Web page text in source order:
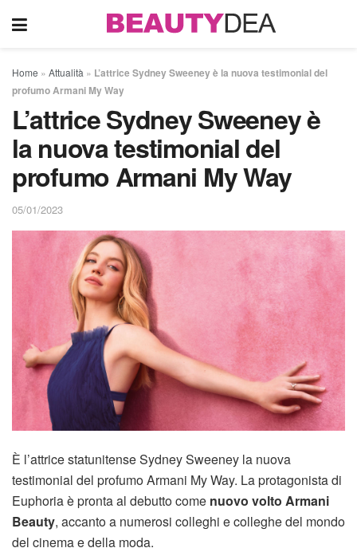
Home » Attualità » L’attrice Sydney Sweeney è la nuova testimonial del
profumo Armani My Way
L’attrice Sydney Sweeney è
la nuova testimonial del
profumo Armani My Way
05/01/2023
È l’attrice statunitense Sydney Sweeney la nuova
testimonial del profumo Armani My Way. La protagonista di
Euphoria è pronta al debutto come nuovo volto Armani
Beauty, accanto a numerosi colleghi e colleghe del mondo
del cinema e della moda.